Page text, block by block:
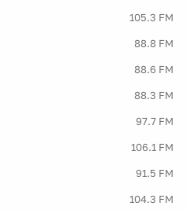
105.3 FM
88.8 FM
88.6 FM
88.3 FM
97.7 FM
106.1 FM
91.5 FM
104.3 FM